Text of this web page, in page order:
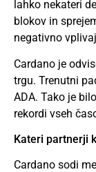
lahko nekateri
blokov in
negativno
Cardano je
trgu. Trenutni
ADA. Tako je
rekordi vseh
Kateri partnerji
Cardano sodi